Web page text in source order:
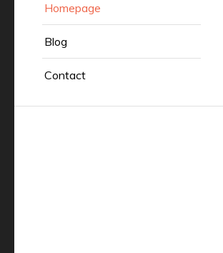
Homepage
Blog
Contact